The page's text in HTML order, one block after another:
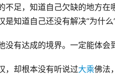
足，知道自己欠缺的地方
知道自己还没有解决“为什么”
有达成的境界。一定能体会
，却根本没有听说过大乘佛法